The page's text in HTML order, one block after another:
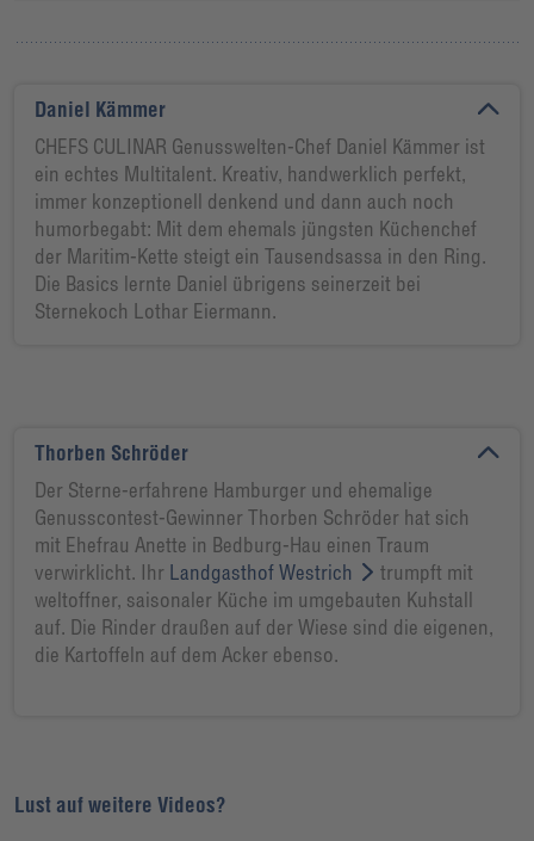
Daniel Kämmer
CHEFS CULINAR Genusswelten-Chef Daniel Kämmer ist
ein echtes Multitalent. Kreativ, handwerklich perfekt,
immer konzeptionell denkend und dann auch noch
humorbegabt: Mit dem ehemals jüngsten Küchenchef
der Maritim-Kette steigt ein Tausendsassa in den Ring.
Die Basics lernte Daniel übrigens seinerzeit bei
Sternekoch Lothar Eiermann.
Thorben Schröder
Der Sterne-erfahrene Hamburger und ehemalige
Genusscontest-Gewinner Thorben Schröder hat sich
mit Ehefrau Anette in Bedburg-Hau einen Traum
verwirklicht. Ihr Landgasthof Westrich
trumpft mit
weltoffner, saisonaler Küche im umgebauten Kuhstall
auf. Die Rinder draußen auf der Wiese sind die eigenen,
die Kartoffeln auf dem Acker ebenso.
Lust auf weitere Videos?